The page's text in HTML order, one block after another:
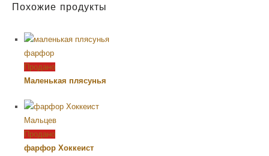
Похожие продукты
Продано
Маленькая плясунья
Продано
фарфор Хоккеист